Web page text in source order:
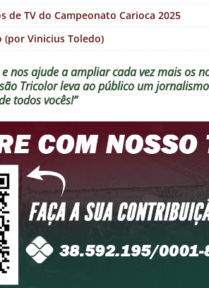
de TV do Campeonato Carioca 2025
(por Vinicius Toledo)
nos ajude a ampliar cada vez mais os
Tricolor leva ao público um
todos vocês!”